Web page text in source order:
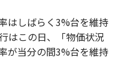
はしばらく3%台を維持
はこの日、「物価状況
が当分の間3%台を維持